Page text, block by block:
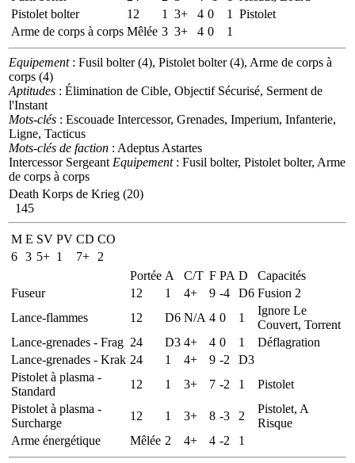
Pistolet bolter
12 1 3+ 4 0 1
Pistolet
Arme de corps à corps Mêlée 3 3+ 4 0 1
Equipement: Fusil bolter (4), Pistolet bolter (4), Arme de corps à
corps (4)
Aptitudes : Élimination de Cible, Objectif Sécurisé, Serment de
l'Instant
Mots-clés : Escouade Intercessor, Grenades, Imperium, Infanterie,
Ligne, Tacticus
Mots-clés de faction : Adeptus Astartes
Intercessor Sergeant Equipement: Fusil bolter, Pistolet bolter, Arme
de corps à corps
Death Korps de Krieg (20)
145
M E SV PV CD CO
6 3 5+ 1 7+
2
Portée A C/T F PA D
Capacités
Fuseur
12 1 4+ 9 -4 D6 Fusion 2
Lance-flammes
12 D6 N/A 4 0 1
Ignore Le
Couvert, Torrent
Lance-grenades - Frag 24 D3 4+ 4 0 1
Déflagration
Lance-grenades - Krak 24 1 4+ 9 -2
D3
Pistolet à plasma -
Standard
12 1 3+ 7 -2 1
Pistolet
Pistolet à plasma -
Surcharge
12 1 3+ 8 -3 2
Pistolet, A
Risque
Arme énergétique
Mêlée 2 4+ 4 -2 1